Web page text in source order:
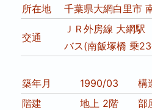
所在地 千葉県大網白里市
交通
ＪＲ外房線 大網駅
バス(南飯塚橋 乗
築年月 1990/03 構
階建
地上 2階 部